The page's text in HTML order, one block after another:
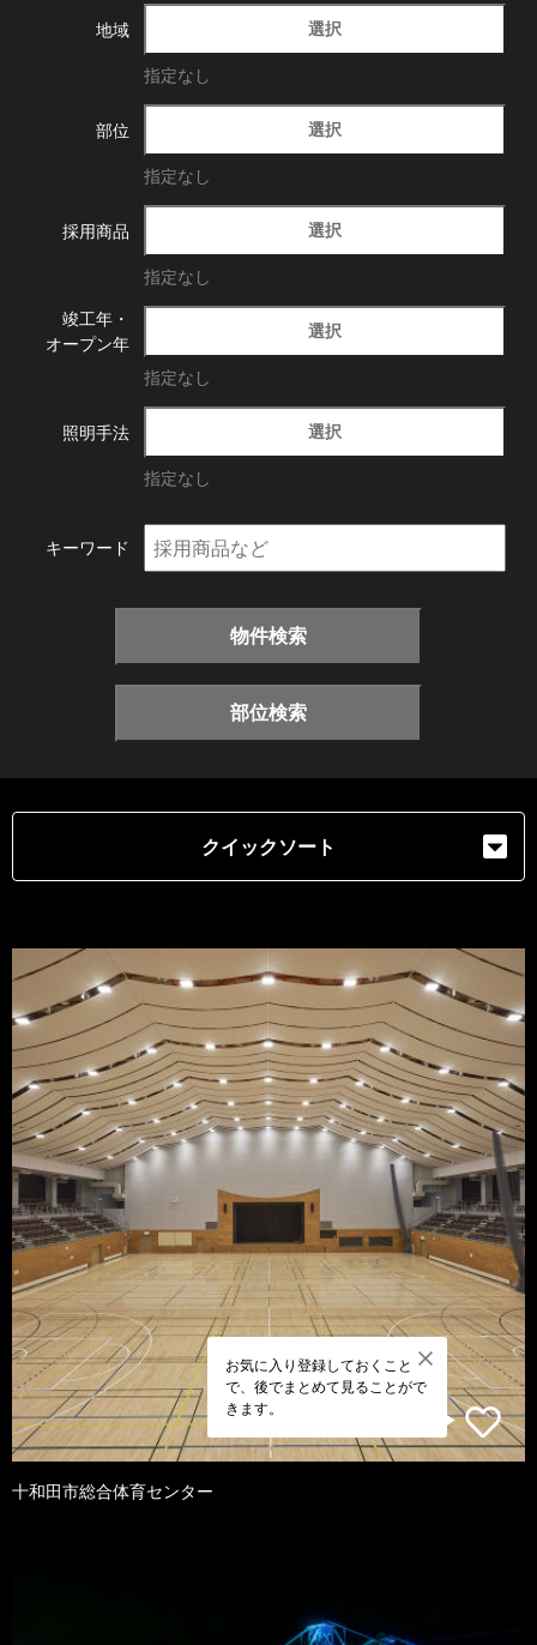
地域 選択
指定なし
部位 選択
指定なし
採用商品 選択
指定なし
竣工年・
オープン年
選択
指定なし
照明手法 選択
指定なし
キーワード
物件検索
部位検索
クイックソート
お気に入り登録しておくこと
で、後でまとめて見ることがで
きます。
十和田市総合体育センター